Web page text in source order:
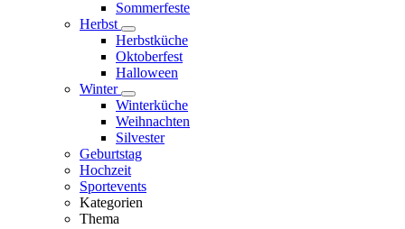
Sommerfeste
Herbst
Herbstküche
Oktoberfest
Halloween
Winter
Winterküche
Weihnachten
Silvester
Geburtstag
Hochzeit
Sportevents
Kategorien
Thema